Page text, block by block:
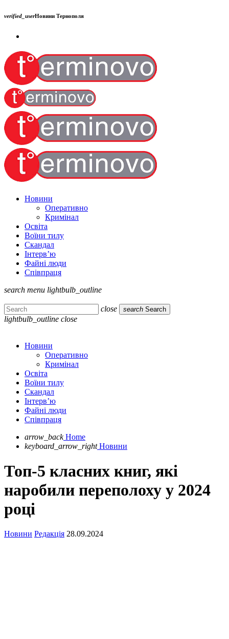
verified_userНовини Тернополя
Новини
Оперативно
Кримінал
Освіта
Воїни тилу
Скандал
Інтерв’ю
Файні люди
Співпраця
search menu lightbulb_outline
close search Search
lightbulb_outline close
Новини
Оперативно
Кримінал
Освіта
Воїни тилу
Скандал
Інтерв’ю
Файні люди
Співпраця
arrow_back Home
keyboard_arrow_right Новини
Топ-5 класних книг, які
наробили переполоху у 2024
році
Новини Редакція 28.09.2024